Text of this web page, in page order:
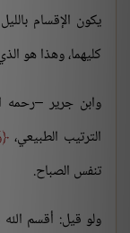
يكون الإقسام
كليهما، وهذا هو
وابن جرير –رحمه
الترتيب الطبيعي،
تنفس الصباح.
ولو قيل: أقسم الله